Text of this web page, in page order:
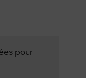
pour